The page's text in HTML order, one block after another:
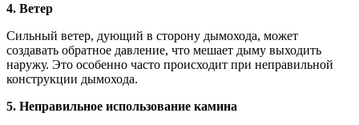
4. Ветер
Сильный ветер, дующий в сторону дымохода, может
создавать обратное давление, что мешает дыму выходить
наружу. Это особенно часто происходит при неправильной
конструкции дымохода.
5. Неправильное использование камина